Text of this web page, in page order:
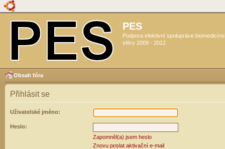
PES
Podpora efektivní spolupráce
sféry 2009 - 2012
Obsah fóra
Přihlásit se
Uživatelské jméno:
Heslo:
Zapomněl(a) jsem heslo
Znovu poslat aktivační e-mail